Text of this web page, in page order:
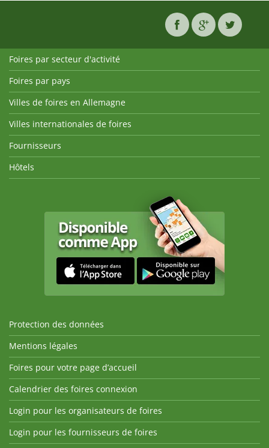
Foires par secteur d'activité
Foires par pays
Villes de foires en Allemagne
Villes internationales de foires
Fournisseurs
Hôtels
Protection des données
Mentions légales
Foires pour votre page d’accueil
Calendrier des foires connexion
Login pour les organisateurs de foires
Login pour les fournisseurs de foires